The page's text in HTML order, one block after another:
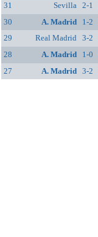
31
Sevilla 2-1
30
A. Madrid 1-2
29
Real Madrid 3-2
28
A. Madrid 1-0
27
A. Madrid 3-2